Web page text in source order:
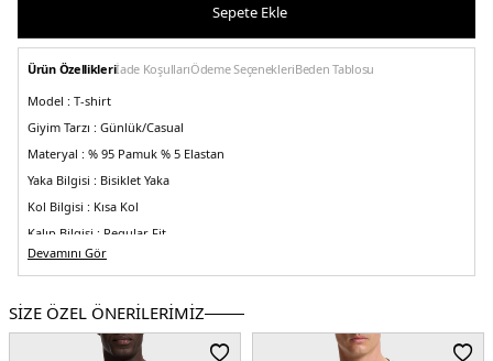
Sepete Ekle
Ürün Özellikleriİade KoşullarıÖdeme SeçenekleriBeden Tablosu
Model : T-shirt
Giyim Tarzı : Günlük/Casual
Materyal : % 95 Pamuk % 5 Elastan
Yaka Bilgisi : Bisiklet Yaka
Kol Bilgisi : Kısa Kol
Kalıp Bilgisi : Regular Fit
Üretim Yeri :Portekiz
5DY150506373402.12
Devamını Gör
SİZE ÖZEL ÖNERİLERİMİZ